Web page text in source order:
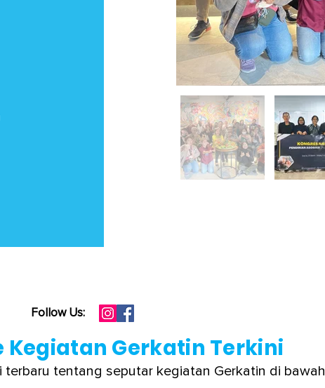
Follow Us:
Kegiatan Gerkatin Terkini
terbaru tentang seputar kegiatan Gerkatin di bawah